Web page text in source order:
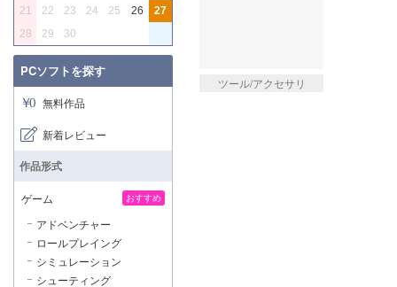
ツール/アクセサリ
21
22 23 24 25 26
27
28
29 30
PCソフトを探す
無料作品
新着レビュー
作品形式
ゲーム おすすめ
アドベンチャー
ロールプレイング
シミュレーション
シューティング